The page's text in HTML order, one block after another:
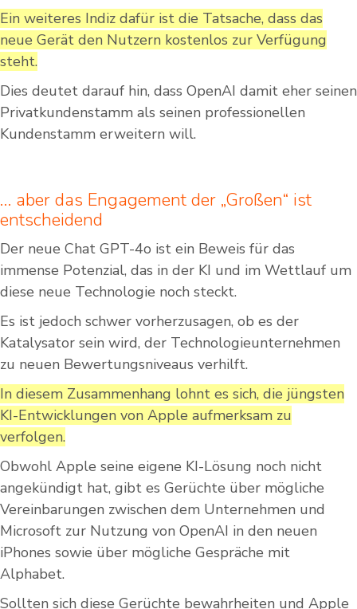
Ein weiteres Indiz dafür ist die Tatsache, dass das
neue Gerät den Nutzern kostenlos zur Verfügung
steht.
Dies deutet darauf hin, dass OpenAI damit eher seinen
Privatkundenstamm als seinen professionellen
Kundenstamm erweitern will.
… aber das Engagement der „Großen“ ist
entscheidend
Der neue Chat GPT-4o ist ein Beweis für das
immense Potenzial, das in der KI und im Wettlauf um
diese neue Technologie noch steckt.
Es ist jedoch schwer vorherzusagen, ob es der
Katalysator sein wird, der Technologieunternehmen
zu neuen Bewertungsniveaus verhilft.
In diesem Zusammenhang lohnt es sich, die jüngsten
KI-Entwicklungen von Apple aufmerksam zu
verfolgen.
Obwohl Apple seine eigene KI-Lösung noch nicht
angekündigt hat, gibt es Gerüchte über mögliche
Vereinbarungen zwischen dem Unternehmen und
Microsoft zur Nutzung von OpenAI in den neuen
iPhones sowie über mögliche Gespräche mit
Alphabet.
Sollten sich diese Gerüchte bewahrheiten und Apple